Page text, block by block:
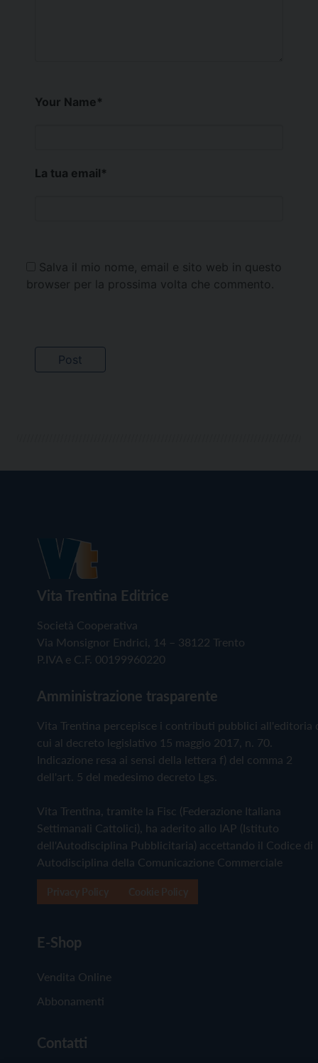
Your Name*
La tua email*
Salva il mio nome, email e sito web in questo
browser per la prossima volta che commento.
Vita Trentina Editrice
Società Cooperativa
Via Monsignor Endrici, 14 – 38122 Trento
P.IVA e C.F. 00199960220
Amministrazione trasparente
Vita Trentina percepisce i contributi pubblici all'editoria
cui al decreto legislativo 15 maggio 2017, n. 70.
Indicazione resa ai sensi della lettera f) del comma 2
dell'art. 5 del medesimo decreto Lgs.
Vita Trentina, tramite la Fisc (Federazione Italiana
Settimanali Cattolici), ha aderito allo IAP (Istituto
dell'Autodisciplina Pubblicitaria) accettando il Codice di
Autodisciplina della Comunicazione Commerciale
E-Shop
Vendita Online
Abbonamenti
Contatti